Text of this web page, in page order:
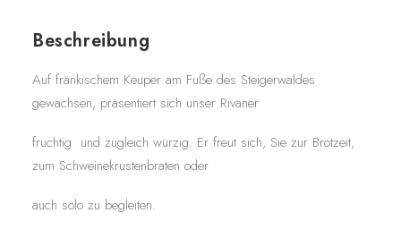
Beschreibung
Auf fränkischem Keuper am Fuße des Steigerwaldes
gewachsen, präsentiert sich unser Rivaner
fruchtig und zugleich würzig. Er freut sich, Sie zur Brotzeit,
zum Schweinekrustenbraten oder
auch solo zu begleiten.